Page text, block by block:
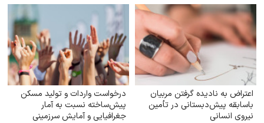
اعتراض به نادیده گرفتن مربیان
باسابقه پیش‌دبستانی در تأمین
نیروی انسانی
درخواست واردات و تولید مسکن
پیش‌ساخته نسبت به آمار
جغرافیایی و آمایش سرزمینی